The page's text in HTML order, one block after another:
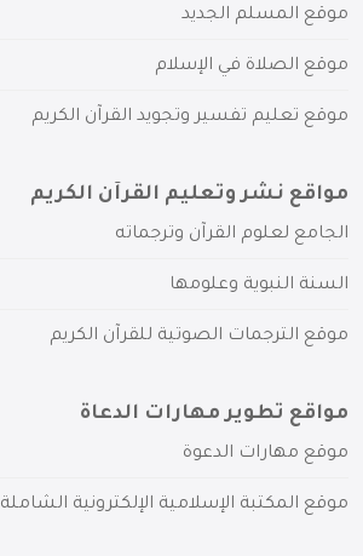
موقع المسلم الجديد
موقع الصلاة في الإسلام
موقع تعليم تفسير وتجويد القرآن الكريم
مواقع نشر وتعليم القرآن الكريم
الجامع لعلوم القرآن وترجماته
السنة النبوية وعلومها
موقع الترجمات الصوتية للقرآن الكريم
مواقع تطوير مهارات الدعاة
موقع مهارات الدعوة
موقع المكتبة الإسلامية الإلكترونية الشاملة